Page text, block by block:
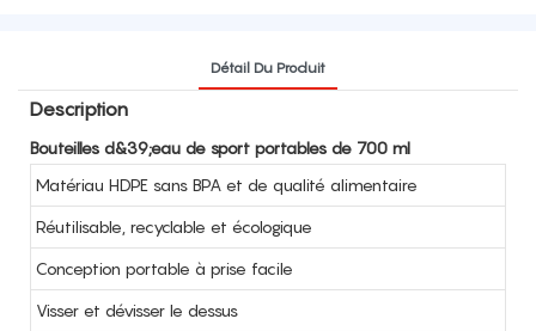
Détail Du Produit
Description
Bouteilles d&39;eau de sport portables de 700 ml
Matériau HDPE sans BPA et de qualité alimentaire
Réutilisable, recyclable et écologique
Conception portable à prise facile
Visser et dévisser le dessus